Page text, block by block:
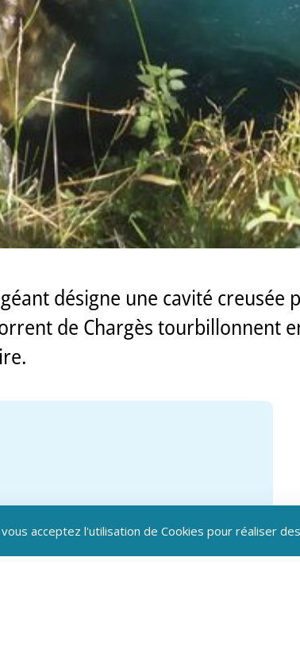
désigne une cavité creusée
de Chargès tourbillonnent
acceptez l'utilisation de Cookies pour réaliser